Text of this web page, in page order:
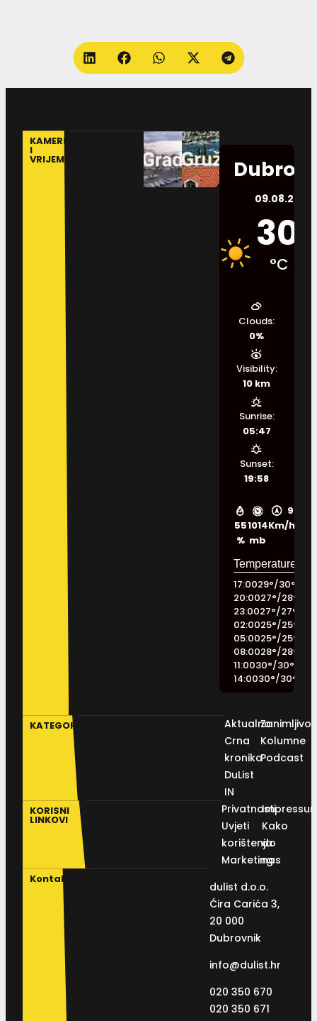
KAMERE
I
VRIJEME
09.08.2026.
30
°C
55
%
1014
mb
9
Km/h
Clouds:
0%
Visibility:
10 km
Sunrise:
05:47
Sunset:
19:58
17:0029°/30°
20:0027°/28°
23:0027°/27°
02:0025°/25°
05:0025°/25°
08:0028°/28°
11:0030°/30°
14:0030°/30°
KATEGORIJE
Aktualno
Crna
kronika
DuList
IN
Kolumne
Podcast
KORISNI
LINKOVI
Privatnosti
Uvjeti
korištenja
Marketing
Kako
do
nas
Kontakt
dulist d.o.o.
Ćira Carića 3,
20 000
Dubrovnik
info@dulist.hr
020 350 670
020 350 671